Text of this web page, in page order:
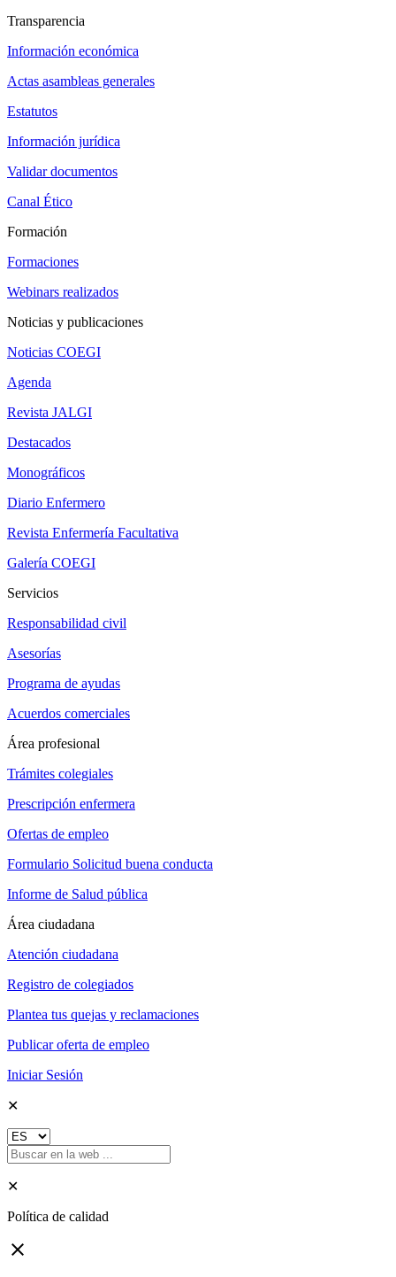
Transparencia
Información económica
Actas asambleas generales
Estatutos
Información jurídica
Validar documentos
Canal Ético
Formación
Formaciones
Webinars realizados
Noticias y publicaciones
Noticias COEGI
Agenda
Revista JALGI
Destacados
Monográficos
Diario Enfermero
Revista Enfermería Facultativa
Galería COEGI
Servicios
Responsabilidad civil
Asesorías
Programa de ayudas
Acuerdos comerciales
Área profesional
Trámites colegiales
Prescripción enfermera
Ofertas de empleo
Formulario Solicitud buena conducta
Informe de Salud pública
Área ciudadana
Atención ciudadana
Registro de colegiados
Plantea tus quejas y reclamaciones
Publicar oferta de empleo
Iniciar Sesión
✕
✕
Política de calidad
close